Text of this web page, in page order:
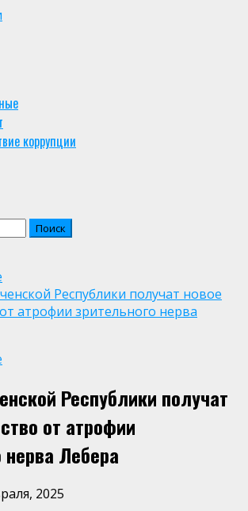
коррупции
Республики получат новое
атрофии зрительного нерва
Республики получат
от атрофии
нерва Лебера
2025